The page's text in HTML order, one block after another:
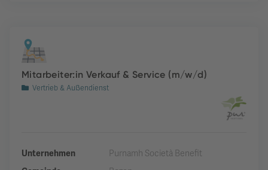
Mitarbeiter:in Verkauf & Service (m/w/d)
Vertrieb & Außendienst
Unternehmen
Purnamh Società Benefit